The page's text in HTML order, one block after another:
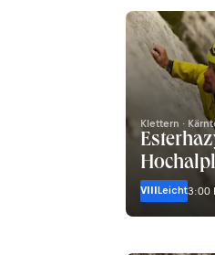
Klettern ·
Hochalpl
VIIILeicht3:00